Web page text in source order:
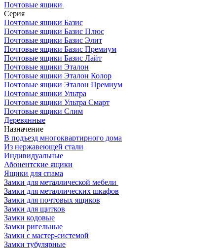
Почтовые ящики
Серия
Почтовые ящики Базис
Почтовые ящики Базис Плюс
Почтовые ящики Базис Элит
Почтовые ящики Базис Премиум
Почтовые ящики Базис Лайт
Почтовые ящики Эталон
Почтовые ящики Эталон Колор
Почтовые ящики Эталон Премиум
Почтовые ящики Ультра
Почтовые ящики Ультра Смарт
Почтовые ящики Слим
Деревянные
Назначение
В подъезд многоквартирного дома
Из нержавеющей стали
Индивидуальные
Абонентские ящики
Ящики для спама
Замки для металлической мебели
Замки для металлических шкафов
Замки для почтовых ящиков
Замки для щитков
Замки кодовые
Замки ригельные
Замки с мастер-системой
Замки тубулярные